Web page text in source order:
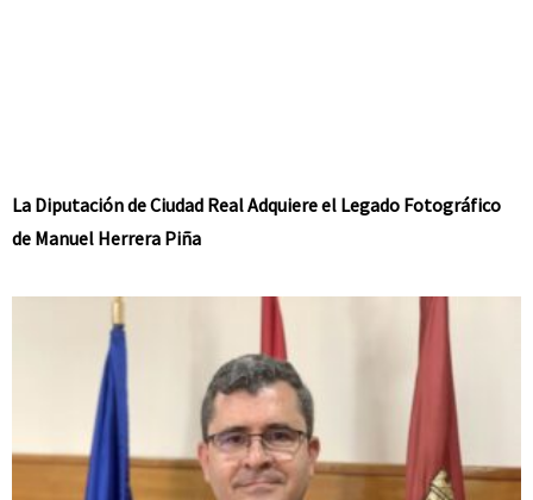
La Diputación de Ciudad Real Adquiere el Legado Fotográfico
de Manuel Herrera Piña